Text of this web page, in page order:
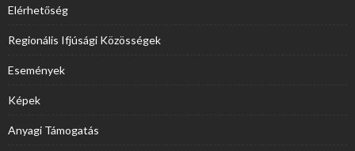
Elérhetőség
Regionális Ifjúsági Közösségek
Események
Képek
Anyagi Támogatás